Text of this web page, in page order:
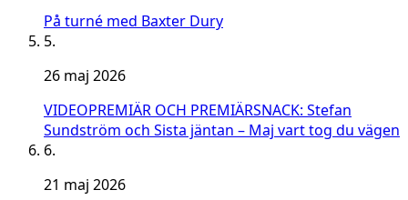
På turné med Baxter Dury
5.
26 maj 2026
VIDEOPREMIÄR OCH PREMIÄRSNACK: Stefan
Sundström och Sista jäntan – Maj vart tog du vägen
6.
21 maj 2026